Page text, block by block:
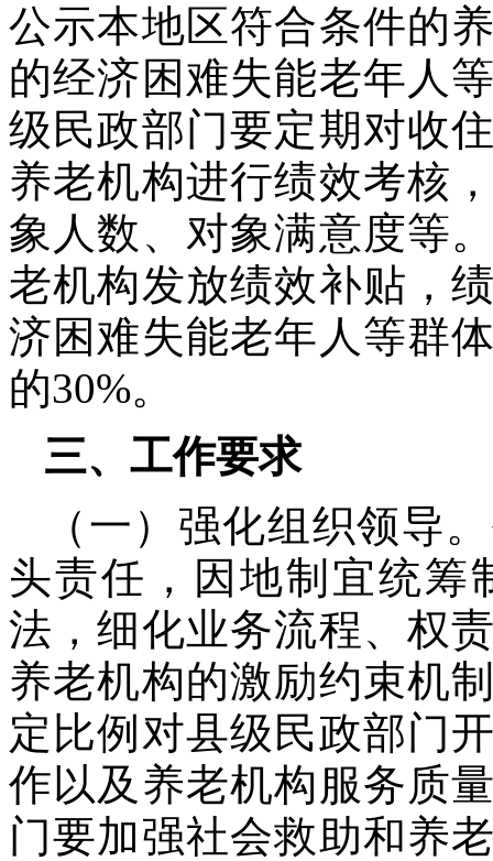
公示本地区符合条件的
的经济困难失能老年人
级民政部门要定期对收
养老机构进行绩效考核
象人数、对象满意度等
老机构发放绩效补贴，
济困难失能老年人等群
的30%。
三、工作要求
（一）强化组织领导
头责任，因地制宜统筹
法，细化业务流程、权
养老机构的激励约束机
定比例对县级民政部门
作以及养老机构服务质
门要加强社会救助和养